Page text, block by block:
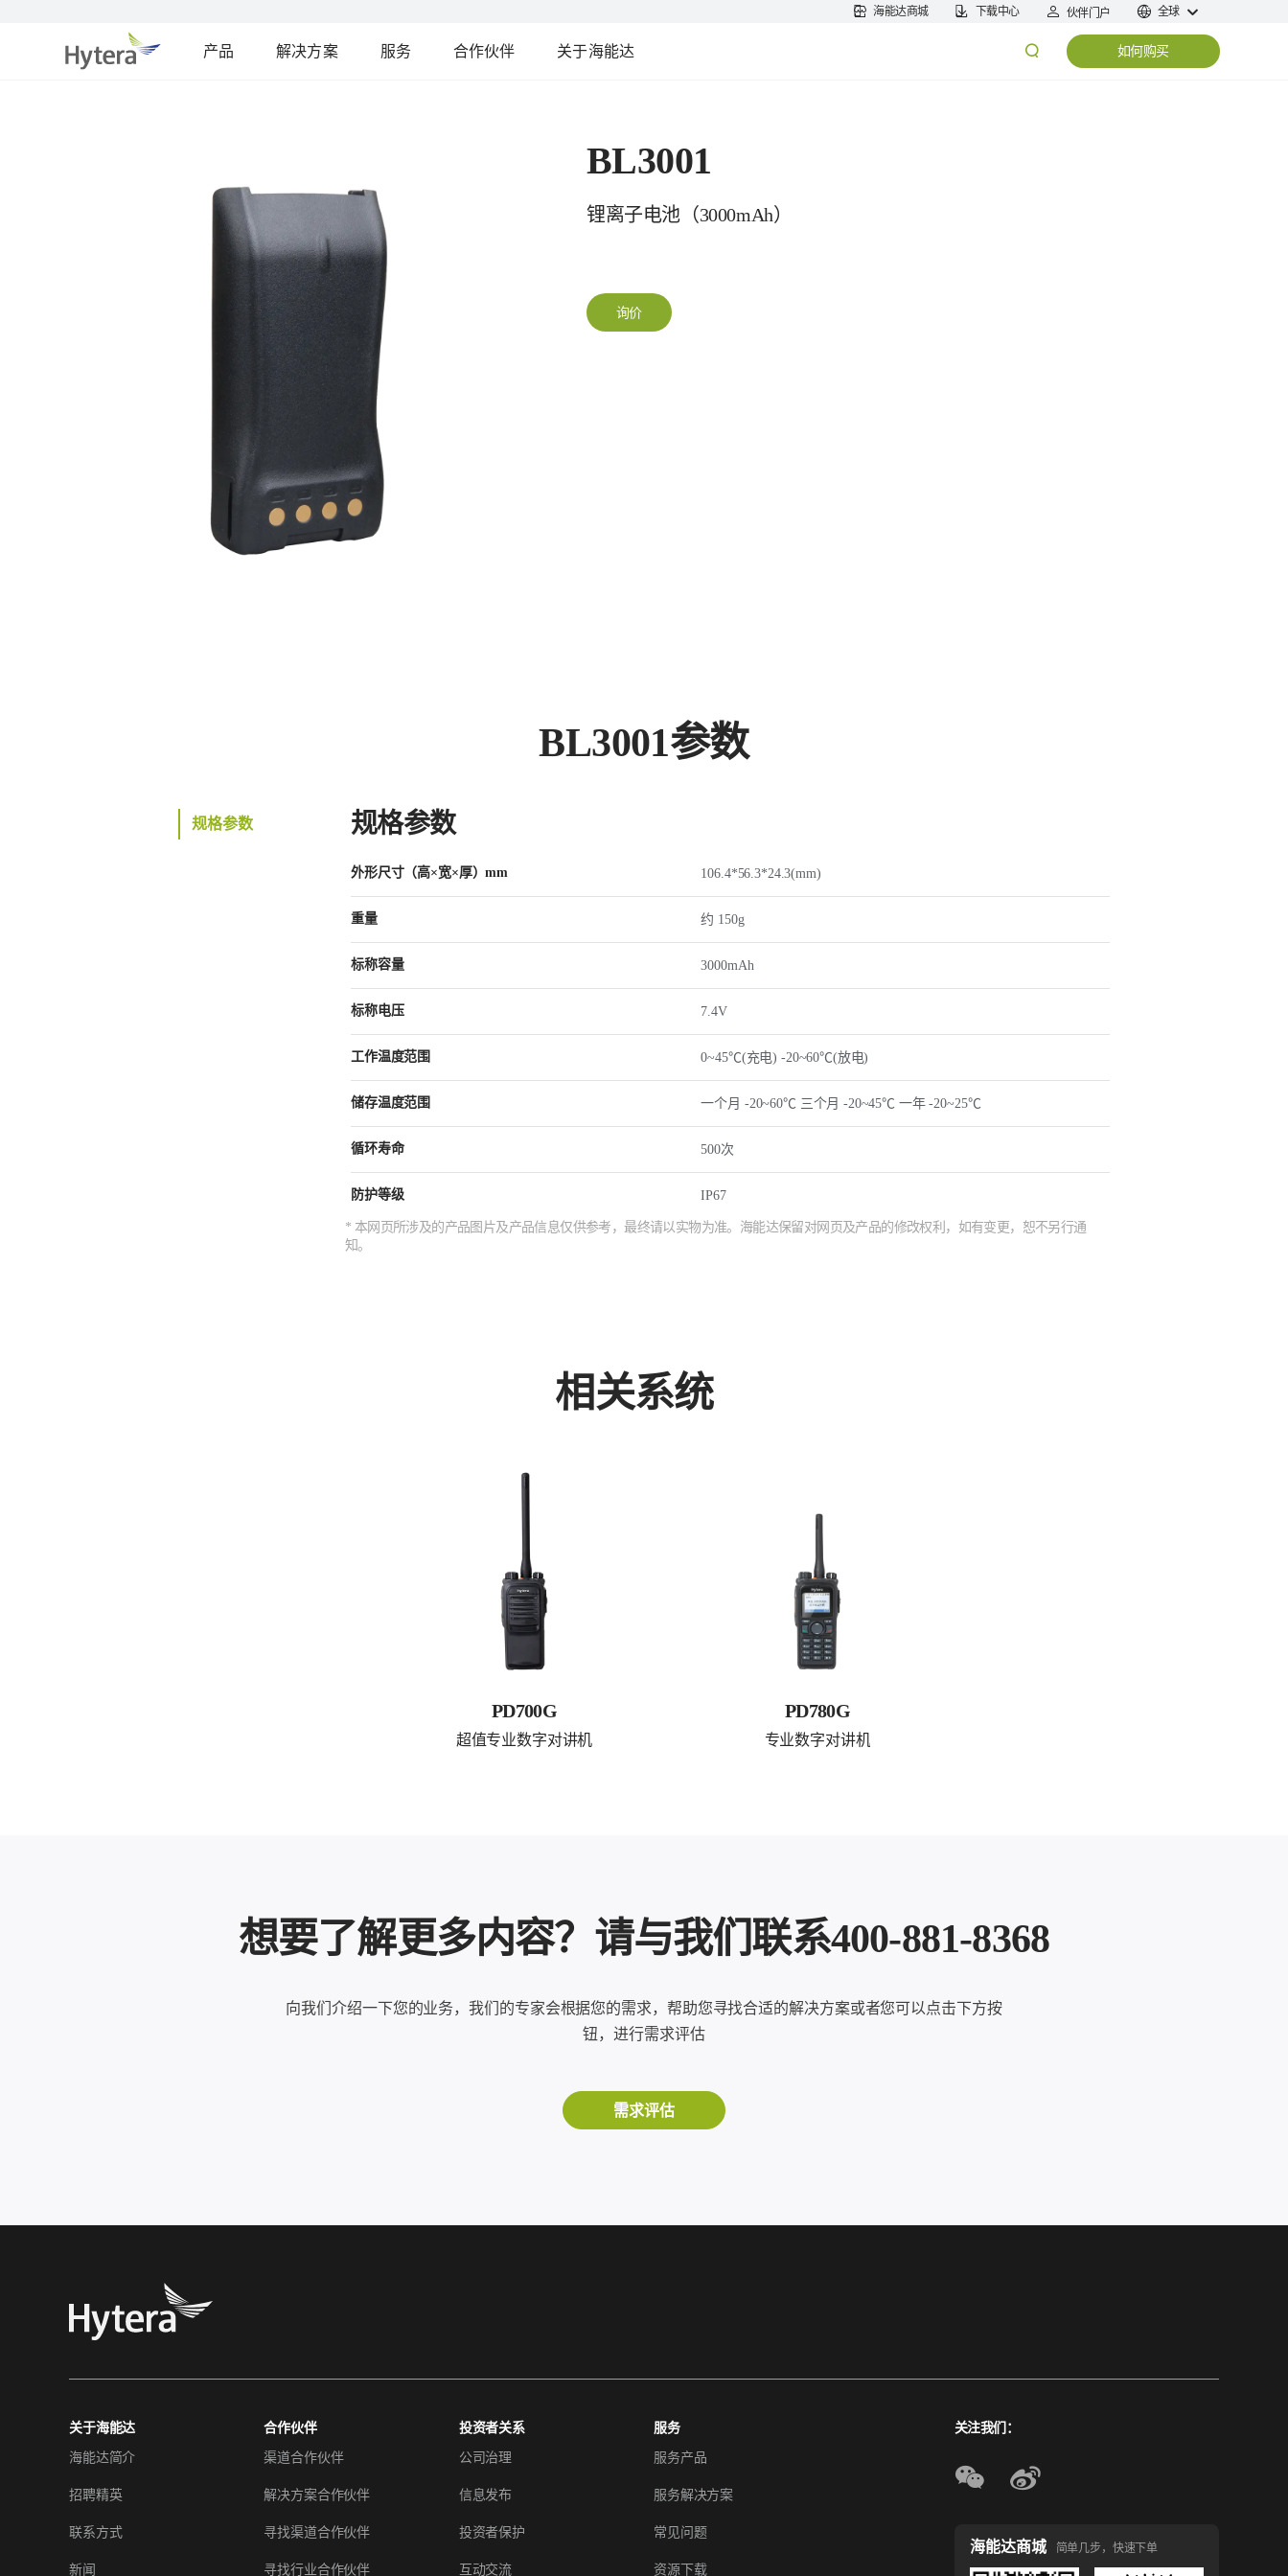
海能达商城 下载中心 伙伴门户 全球
产品 解决方案 服务 合作伙伴 关于海能达 如何购买
BL3001
锂离子电池（3000mAh）
询价
BL3001参数
规格参数 规格参数
外形尺寸（高×宽×厚）mm 106.4*56.3*24.3(mm)
重量 约 150g
标称容量 3000mAh
标称电压 7.4V
工作温度范围 0~45℃(充电) -20~60℃(放电)
储存温度范围 一个月 -20~60℃ 三个月 -20~45℃ 一年 -20~25℃
循环寿命 500次
防护等级 IP67
* 本网页所涉及的产品图片及产品信息仅供参考，最终请以实物为准。海能达保留对网页及产品的修改权利，如有变更，恕不另行通
知。
相关系统
PD700G
超值专业数字对讲机
PD780G
专业数字对讲机
想要了解更多内容？请与我们联系400-881-8368
向我们介绍一下您的业务，我们的专家会根据您的需求，帮助您寻找合适的解决方案或者您可以点击下方按
钮，进行需求评估
需求评估
关于海能达
海能达简介
招聘精英
联系方式
新闻
合作伙伴
渠道合作伙伴
解决方案合作伙伴
寻找渠道合作伙伴
寻找行业合作伙伴
投资者关系
公司治理
信息发布
投资者保护
互动交流
服务
服务产品
服务解决方案
常见问题
资源下载
关注我们：
海能达商城 简单几步，快速下单